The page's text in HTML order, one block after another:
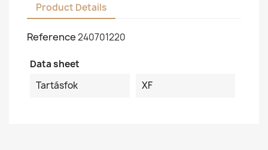
Product Details
Reference240701220
Data sheet
Tartásfok
XF